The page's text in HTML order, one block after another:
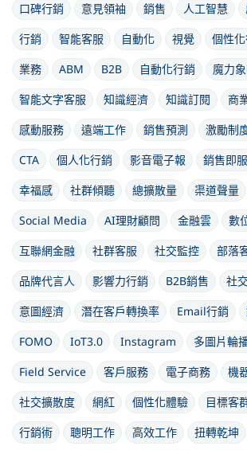
口碑行銷
意見領袖 銷售 人工智慧
行銷
智能客服 自動化 視覺 個性
業務
ABM B2B 自動化行銷 魔力
智能文字客服
知識經濟 知識訂閱 商
感動服務
遠端工作 銷售預測 激勵制
CTA
個人化行銷 影音電子報 銷售即
幸福感
社群傾聽 總擴散量 渠道聲量
Social Media
AI理財顧問 金融雲
數
互聯網金融
社群客服 社交監控
部落
品牌代言人
影響力行銷 B2B銷售
社
意圖經濟
潛在客戶轉換率 Email行銷
FOMO
IoT3.0 Instagram
多圖片輪
Field Service
客戶服務 電子商務 機
社交擴散度
網紅 個性化體驗 目標客
行銷術
聰明工作 高效工作 扭轉乾坤